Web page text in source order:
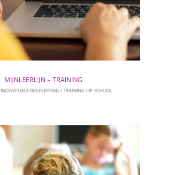
MIJNLEERLIJN – TRAINING
INDIVIDUELE BEGELEIDING TRAINING OP SCHOOL